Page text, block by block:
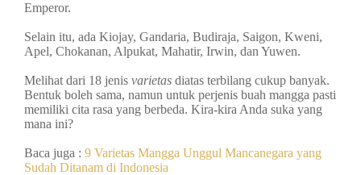
Emperor.
Selain itu, ada Kiojay, Gandaria, Budiraja, Saigon, Kweni,
Apel, Chokanan, Alpukat, Mahatir, Irwin, dan Yuwen.
Melihat dari 18 jenis varietas diatas terbilang cukup banyak.
Bentuk boleh sama, namun untuk perjenis buah mangga pasti
memiliki cita rasa yang berbeda. Kira-kira Anda suka yang
mana ini?
Baca juga : 9 Varietas Mangga Unggul Mancanegara yang
Sudah Ditanam di Indonesia